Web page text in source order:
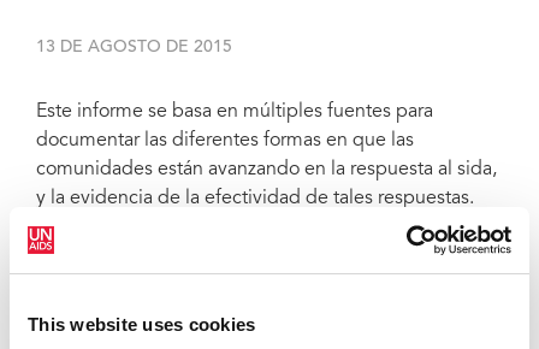
This website uses cookies
13 DE AGOSTO DE 2015
Este informe se basa en múltiples fuentes para
documentar las diferentes formas en que las
comunidades están avanzando en la respuesta al sida,
y la evidencia de la efectividad de tales respuestas.
Entre las áreas centrales de las actividades de base
comunitaria se incluyen la sensibilización, la provisión
comunitaria; cada una de estas áreas se ilustra